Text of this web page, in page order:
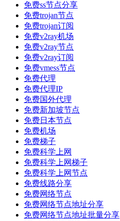
免费ss节点分享
免费trojan节点
免费trojan订阅
免费v2ray机场
免费v2ray节点
免费v2ray订阅
免费vmess节点
免费代理
免费代理IP
免费国外代理
免费新加坡节点
免费日本节点
免费机场
免费梯子
免费科学上网
免费科学上网梯子
免费科学上网节点
免费线路分享
免费网络节点
免费网络节点地址分享
免费网络节点地址批量分享